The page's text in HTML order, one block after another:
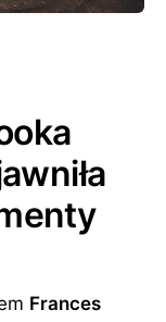
Frances